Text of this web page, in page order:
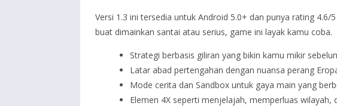
Versi 1.3 ini tersedia untuk Android 5.0+ dan punya rating
buat dimainkan santai atau serius, game ini layak kamu coba.
Strategi berbasis giliran yang bikin kamu mikir
Latar abad pertengahan dengan nuansa perang
Mode cerita dan Sandbox untuk gaya main yang
Elemen 4X seperti menjelajah, memperluas wilayah,